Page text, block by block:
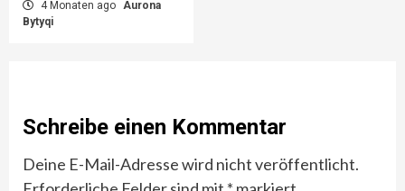
4 Monaten ago Aurona
Bytyqi
Schreibe einen Kommentar
Deine E-Mail-Adresse wird nicht veröffentlicht.